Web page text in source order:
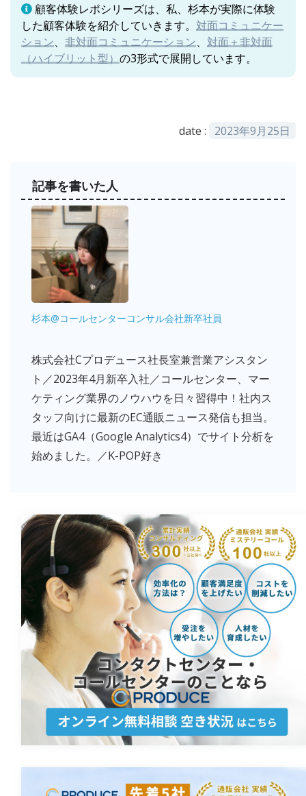
顧客体験レポシリーズは、私、杉本が実際に体験
した顧客体験を紹介していきます。 対面コミュニケー
ション、 非対面コミュニケーション、 対面＋非対面
（ハイブリット型）の3形式で展開しています。
date : 2023年9月25日
記事を書いた人
杉本@コールセンターコンサル会社新卒社員
株式会社Cプロデュース社長室兼営業アシスタン
ト／2023年4月新卒入社／コールセンター、マー
ケティング業界のノウハウを日々習得中！社内ス
タッフ向けに最新のEC通販ニュース発信も担当。
最近はGA4（Google Analytics4）でサイト分析を
始めました。／K-POP好き